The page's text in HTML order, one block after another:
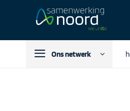
Ons netwerk